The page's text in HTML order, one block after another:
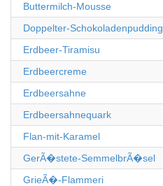
Buttermilch-Mousse
Doppelter-Schokoladenpudding
Erdbeer-Tiramisu
Erdbeercreme
Erdbeersahne
Erdbeersahnequark
Flan-mit-Karamel
GerÃ�stete-SemmelbrÃ�sel
GrieÃ�-Flammeri